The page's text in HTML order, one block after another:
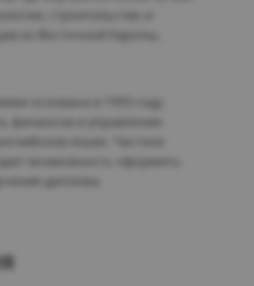
строительство и
из Восточной Европы,
основана в 1993 году.
финансов и управления.
языке. Частное
возможность оформить
диплома.